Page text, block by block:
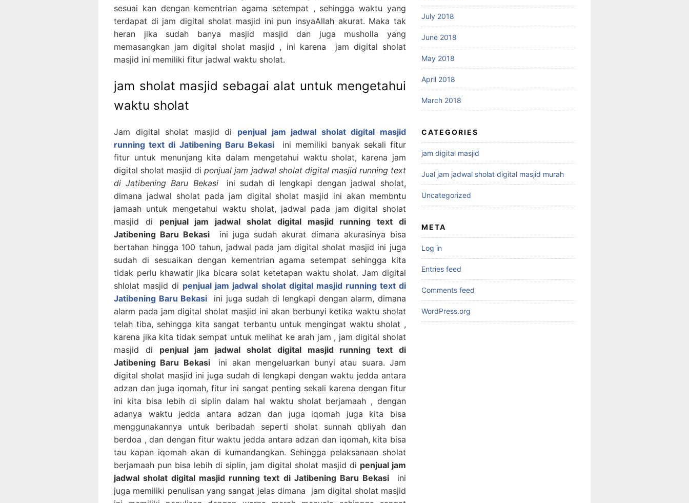
sesuai kan dengan kementrian agama setempat , sehingga waktu yang
terdapat di jam digital sholat masjid ini pun insyaAllah akurat. Maka tak
heran jika sudah banya masjid masjid dan juga musholla yang
memasangkan jam digital sholat masjid , ini karena jam digital sholat
masjid ini memiliki fitur jadwal waktu sholat.
jam sholat masjid sebagai alat untuk mengetahui
waktu sholat
Jam digital sholat masjid di penjual jam jadwal sholat digital masjid
running text di Jatibening Baru Bekasiini memiliki banyak sekali fitur
fitur untuk menunjang kita dalam mengetahui waktu sholat, karena jam
digital sholat masjid dipenjual jam jadwal sholat digital masjid running text
di Jatibening Baru Bekasi
ini sudah di lengkapi dengan jadwal sholat,
dimana jadwal sholat pada jam digital sholat masjid ini akan membntu
jamaah untuk mengetahui waktu sholat, jadwal pada jam digital sholat
masjid di penjual jam jadwal sholat digital masjid running text di
Jatibening Baru Bekasi ini juga sudah akurat dimana akurasinya bisa
bertahan hingga 100 tahun, jadwal pada jam digital sholat masjid ini juga
sudah di sesuaikan dengan kementrian agama setempat sehingga kita
tidak perlu khawatir jika bicara solat ketetapan waktu sholat. Jam digital
shlolat masjid di penjual jam jadwal sholat digital masjid running text di
Jatibening Baru Bekasi
ini juga sudah di lengkapi dengan alarm, dimana
alarm pada jam digital sholat masjid ini akan berbunyi ketika waktu sholat
telah tiba, sehingga kita sangat terbantu untuk mengingat waktu sholat ,
karena jika kita tidak sempat untuk melihat ke arah jam , jam digital sholat
masjid di penjual jam jadwal sholat digital masjid running text di
Jatibening Baru Bekasi ini akan mengeluarkan bunyi atau suara. Jam
digital sholat masjid ini juga sudah di lengkapi dengan waktu jedda antara
adzan dan juga iqomah, fitur ini sangat penting sekali karena dengan fitur
ini kita bisa lebih di siplin dalam hal waktu sholat berjamaah , dengan
adanya waktu jedda antara adzan dan juga iqomah juga kita bisa
menggunakannya untuk beribadah seperti sholat sunnah qbliyah dan
berdoa , dan dengan fitur waktu jedda antara adzan dan iqomah, kita bisa
tau kapan iqomah akan di kumandangkan. Sehingga pelaksanaan sholat
berjamaah pun bisa lebih di siplin, jam digital sholat masjid di penjual jam
jadwal sholat digital masjid running text di Jatibening Baru Bekasiini
juga memiliki penulisan yang sangat jelas dimana jam digital sholat masjid
July 2018
June 2018
May 2018
April 2018
March 2018
CATEGORIES
jam digital masjid
Jual jam jadwal sholat digital masjid murah
Uncategorized
META
Log in
Entries feed
Comments feed
WordPress.org